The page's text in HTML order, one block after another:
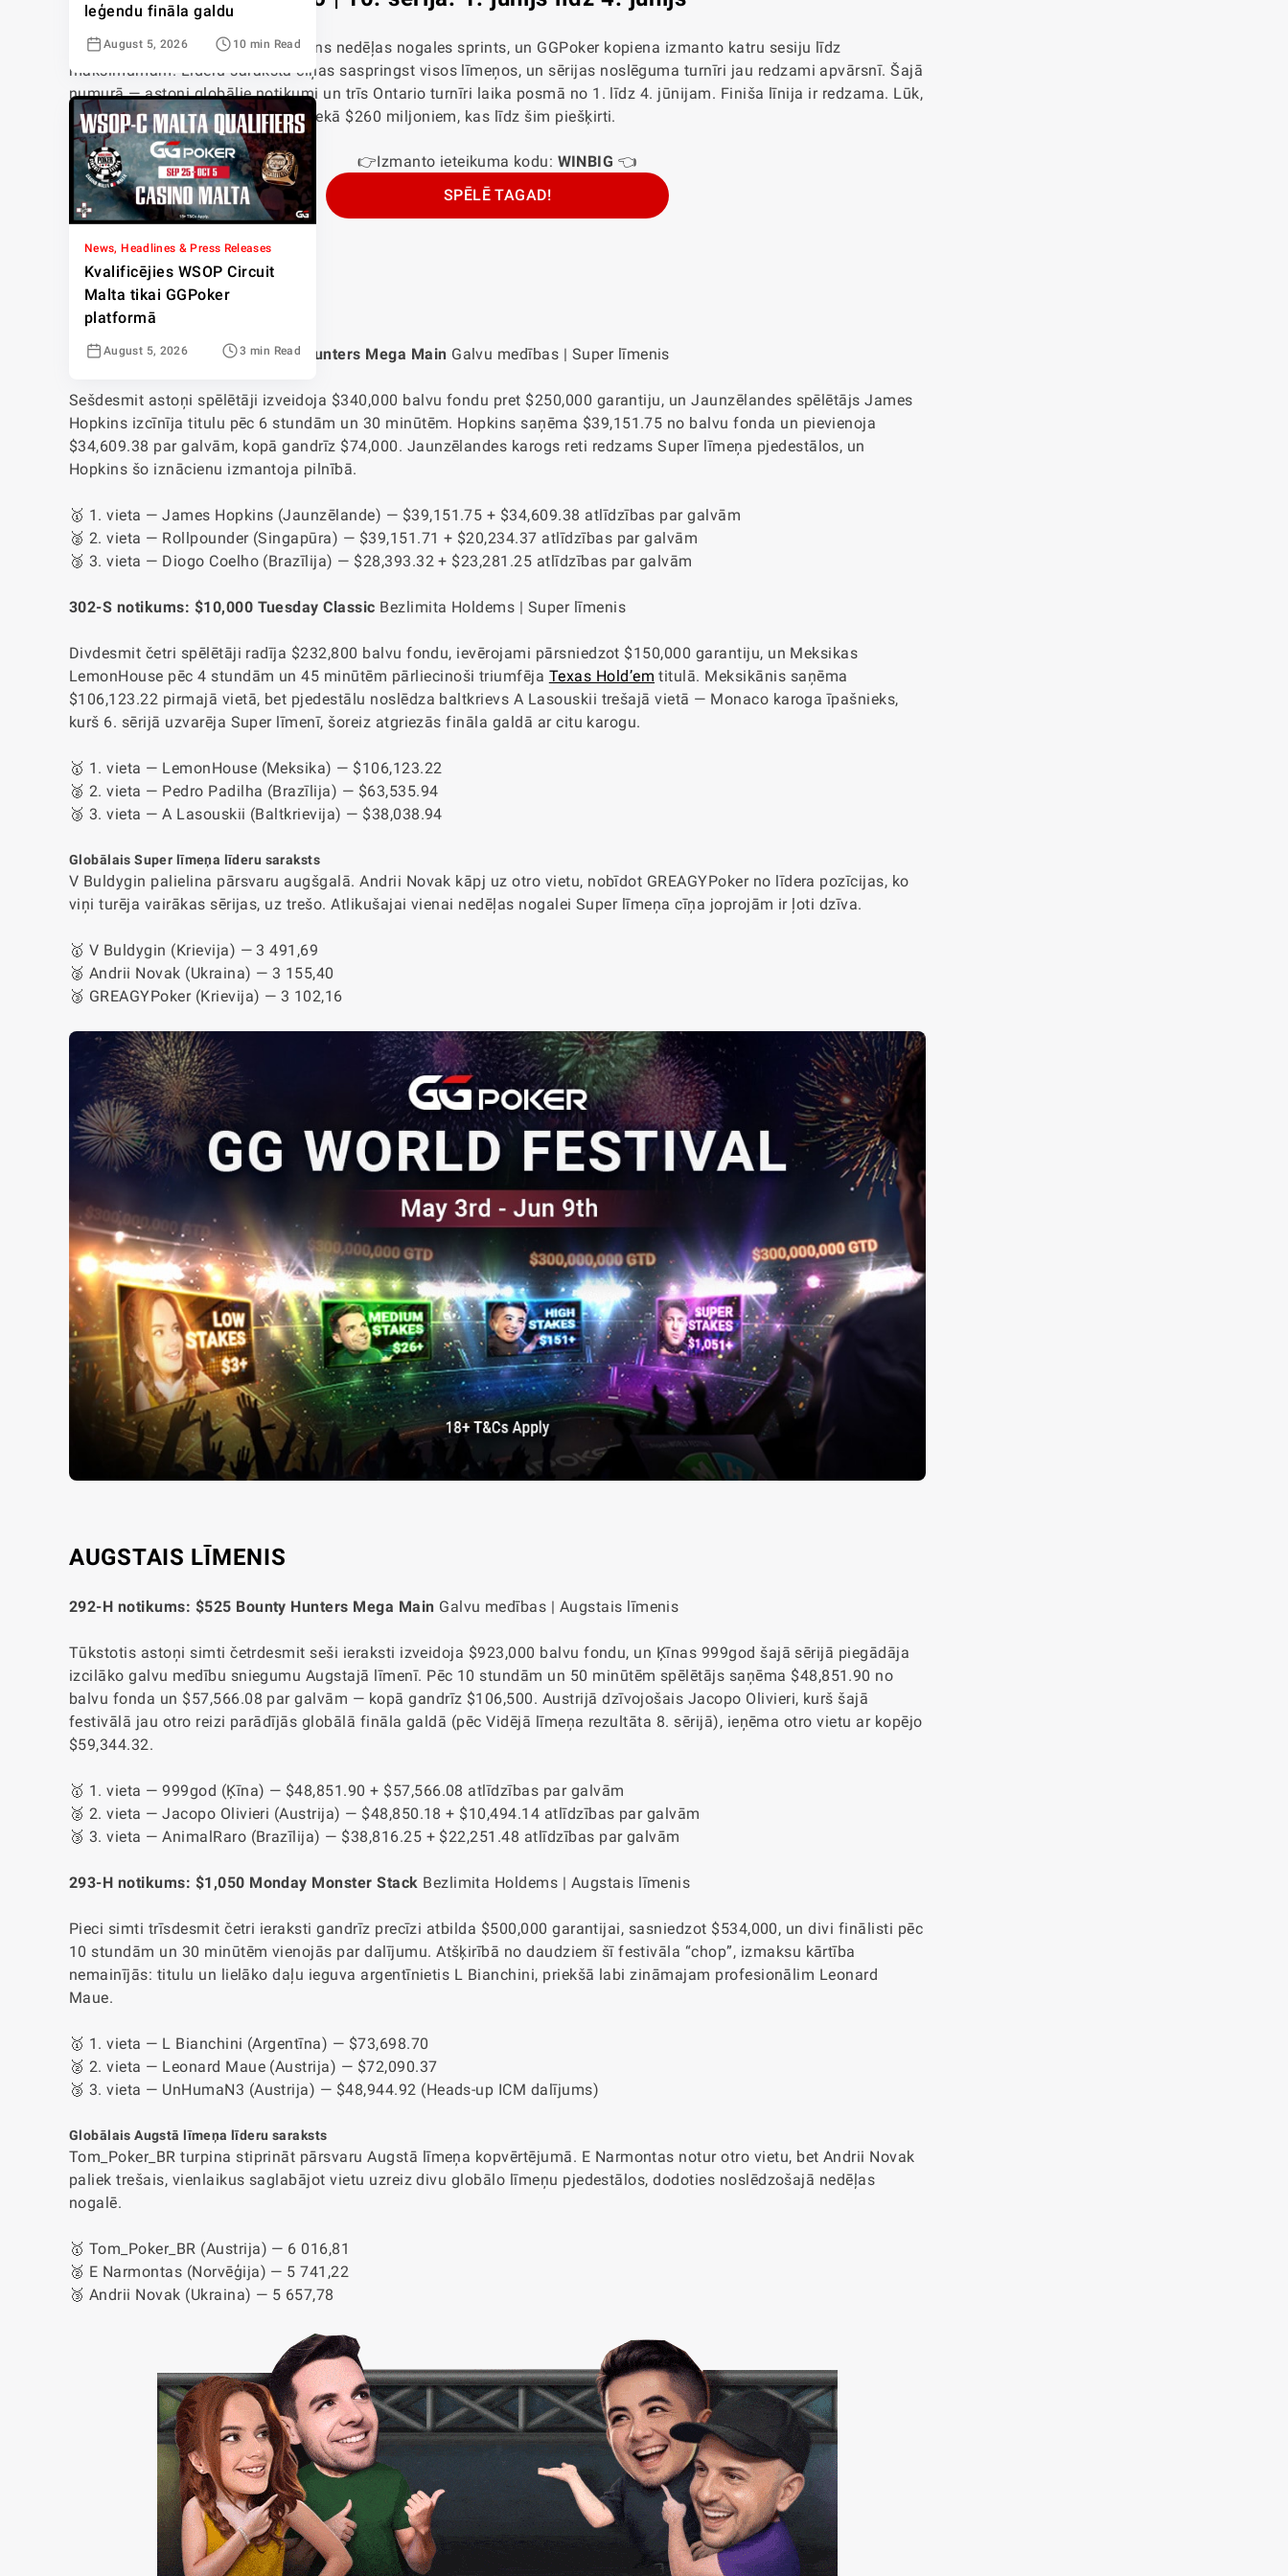
GG World Festival 2026palicis viens nedēļas nogales sprints, un GGPoker kopiena izmanto katru sesiju līdz
maksimumam. Līderu saraksta cīņas saspringst visos līmeņos, un sērijas noslēguma turnīri jau redzami apvārsnī. Šajā
numurā — astoņi globālie notikumi un trīs Ontario turnīri laika posmā no 1. līdz 4. jūnijam. Finiša līnija ir redzama. Lūk,
kā pagāja nedēļa, daļa no vairāk nekā $260 miljoniem, kas līdz šim piešķirti.
👉Izmanto ieteikuma kodu: WINBIG 👈
SPĒLĒ TAGAD!
SUPER LĪMENIS
292-S notikums: $5,250 Bounty Hunters Mega Main Galvu medības | Super līmenis
Sešdesmit astoņi spēlētāji izveidoja $340,000 balvu fondu pret $250,000 garantiju, un Jaunzēlandes spēlētājs James
Hopkins izcīnīja titulu pēc 6 stundām un 30 minūtēm. Hopkins saņēma $39,151.75 no balvu fonda un pievienoja
$34,609.38 par galvām, kopā gandrīz $74,000. Jaunzēlandes karogs reti redzams Super līmeņa pjedestālos, un
Hopkins šo iznācienu izmantoja pilnībā.
🥇 1. vieta — James Hopkins (Jaunzēlande) — $39,151.75 + $34,609.38 atlīdzības par galvām
🥈 2. vieta — Rollpounder (Singapūra) — $39,151.71 + $20,234.37 atlīdzības par galvām
🥉 3. vieta — Diogo Coelho (Brazīlija) — $28,393.32 + $23,281.25 atlīdzības par galvām
302-S notikums: $10,000 Tuesday Classic Bezlimita Holdems | Super līmenis
Divdesmit četri spēlētāji radīja $232,800 balvu fondu, ievērojami pārsniedzot $150,000 garantiju, un Meksikas
LemonHouse pēc 4 stundām un 45 minūtēm pārliecinoši triumfēja Texas Hold’em titulā. Meksikānis saņēma
$106,123.22 pirmajā vietā, bet pjedestālu noslēdza baltkrievs A Lasouskii trešajā vietā — Monaco karoga īpašnieks,
kurš 6. sērijā uzvarēja Super līmenī, šoreiz atgriezās fināla galdā ar citu karogu.
🥇 1. vieta — LemonHouse (Meksika) — $106,123.22
🥈 2. vieta — Pedro Padilha (Brazīlija) — $63,535.94
🥉 3. vieta — A Lasouskii (Baltkrievija) — $38,038.94
Globālais Super līmeņa līderu saraksts
V Buldygin palielina pārsvaru augšgalā. Andrii Novak kāpj uz otro vietu, nobīdot GREAGYPoker no līdera pozīcijas, ko
viņi turēja vairākas sērijas, uz trešo. Atlikušajai vienai nedēļas nogalei Super līmeņa cīņa joprojām ir ļoti dzīva.
🥇 V Buldygin (Krievija) — 3 491,69
🥈 Andrii Novak (Ukraina) — 3 155,40
🥉 GREAGYPoker (Krievija) — 3 102,16
AUGSTAIS LĪMENIS
292-H notikums: $525 Bounty Hunters Mega Main Galvu medības | Augstais līmenis
Tūkstotis astoņi simti četrdesmit seši ieraksti izveidoja $923,000 balvu fondu, un Ķīnas 999god šajā sērijā piegādāja
izcilāko galvu medību sniegumu Augstajā līmenī. Pēc 10 stundām un 50 minūtēm spēlētājs saņēma $48,851.90 no
balvu fonda un $57,566.08 par galvām — kopā gandrīz $106,500. Austrijā dzīvojošais Jacopo Olivieri, kurš šajā
festivālā jau otro reizi parādījās globālā fināla galdā (pēc Vidējā līmeņa rezultāta 8. sērijā), ieņēma otro vietu ar kopējo
$59,344.32.
🥇 1. vieta — 999god (Ķīna) — $48,851.90 + $57,566.08 atlīdzības par galvām
🥈 2. vieta — Jacopo Olivieri (Austrija) — $48,850.18 + $10,494.14 atlīdzības par galvām
🥉 3. vieta — AnimalRaro (Brazīlija) — $38,816.25 + $22,251.48 atlīdzības par galvām
293-H notikums: $1,050 Monday Monster Stack Bezlimita Holdems | Augstais līmenis
Pieci simti trīsdesmit četri ieraksti gandrīz precīzi atbilda $500,000 garantijai, sasniedzot $534,000, un divi finālisti pēc
10 stundām un 30 minūtēm vienojās par dalījumu. Atšķirībā no daudziem šī festivāla “chop”, izmaksu kārtība
nemainījās: titulu un lielāko daļu ieguva argentīnietis L Bianchini, priekšā labi zināmajam profesionālim Leonard
Maue.
🥇 1. vieta — L Bianchini (Argentīna) — $73,698.70
🥈 2. vieta — Leonard Maue (Austrija) — $72,090.37
🥉 3. vieta — UnHumaN3 (Austrija) — $48,944.92 (Heads-up ICM dalījums)
Globālais Augstā līmeņa līderu saraksts
Tom_Poker_BR turpina stiprināt pārsvaru Augstā līmeņa kopvērtējumā. E Narmontas notur otro vietu, bet Andrii Novak
paliek trešais, vienlaikus saglabājot vietu uzreiz divu globālo līmeņu pjedestālos, dodoties noslēdzošajā nedēļas
nogalē.
🥇 Tom_Poker_BR (Austrija) — 6 016,81
🥈 E Narmontas (Norvēģija) — 5 741,22
🥉 Andrii Novak (Ukraina) — 5 657,78
leģendu fināla galdu
August 5, 2026 10 min Read
News, Headlines & Press Releases
Kvalificējies WSOP Circuit
Malta tikai GGPoker
platformā
August 5, 2026 3 min Read